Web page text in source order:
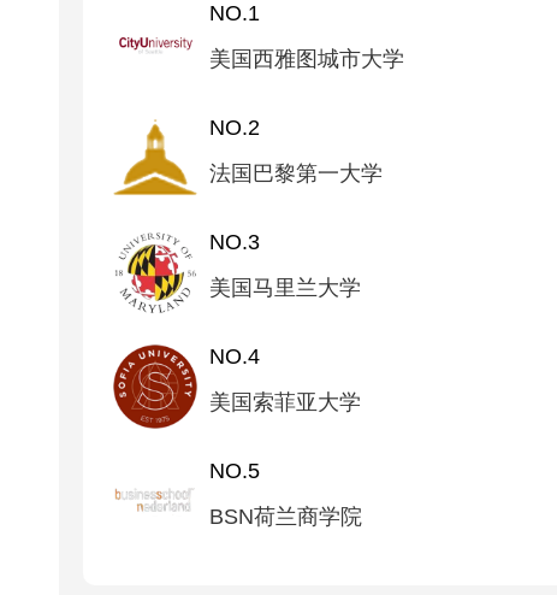
NO.1
美国西雅图城市大学
NO.2
法国巴黎第一大学
NO.3
美国马里兰大学
NO.4
美国索菲亚大学
NO.5
BSN荷兰商学院